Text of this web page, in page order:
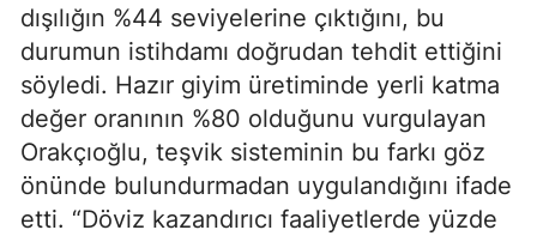
dışılığın %44 seviyelerine çıktığını, bu
durumun istihdamı doğrudan tehdit ettiğini
söyledi. Hazır giyim üretiminde yerli katma
değer oranının %80 olduğunu vurgulayan
Orakçıoğlu, teşvik sisteminin bu farkı göz
önünde bulundurmadan uygulandığını ifade
etti. “Döviz kazandırıcı faaliyetlerde yüzde